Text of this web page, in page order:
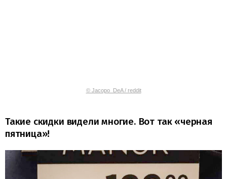
© Jacopo_DeA / reddit
Такие скидки видели многие. Вот так «черная
пятница»!